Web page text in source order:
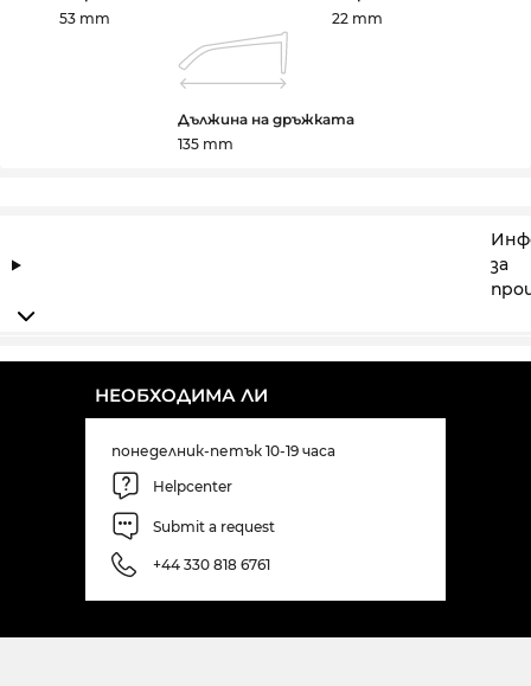
53 mm
22 mm
Дължина на дръжката
135 mm
за
НЕОБХОДИМА ЛИ
понеделник-петък 10-19 часа
Helpcenter
Submit a request
+44 330 818 6761